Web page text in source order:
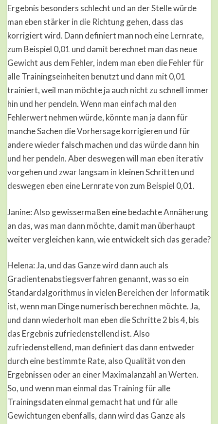
Ergebnis besonders schlecht und an der Stelle würde
man eben stärker in die Richtung gehen, dass das
korrigiert wird. Dann definiert man noch eine Lernrate,
zum Beispiel 0,01 und damit berechnet man das neue
Gewicht aus dem Fehler, indem man eben die Fehler für
alle Trainingseinheiten benutzt und dann mit 0,01
trainiert, weil man möchte ja auch nicht zu schnell immer
hin und her pendeln. Wenn man einfach mal den
Fehlerwert nehmen würde, könnte man ja dann für
manche Sachen die Vorhersage korrigieren und für
andere wieder falsch machen und das würde dann hin
und her pendeln. Aber deswegen will man eben iterativ
vorgehen und zwar langsam in kleinen Schritten und
deswegen eben eine Lernrate von zum Beispiel 0,01.
Janine: Also gewissermaßen eine bedachte Annäherung
an das, was man dann möchte, damit man überhaupt
weiter vergleichen kann, wie entwickelt sich das gerade?
Helena: Ja, und das Ganze wird dann auch als
Gradientenabstiegsverfahren genannt, was so ein
Standardalgorithmus in vielen Bereichen der Informatik
ist, wenn man Dinge numerisch berechnen möchte. Ja,
und dann wiederholt man eben die Schritte 2 bis 4, bis
das Ergebnis zufriedenstellend ist. Also
zufriedenstellend, man definiert das dann entweder
durch eine bestimmte Rate, also Qualität von den
Ergebnissen oder an einer Maximalanzahl an Werten.
So, und wenn man einmal das Training für alle
Trainingsdaten einmal gemacht hat und für alle
Gewichtungen ebenfalls, dann wird das Ganze als